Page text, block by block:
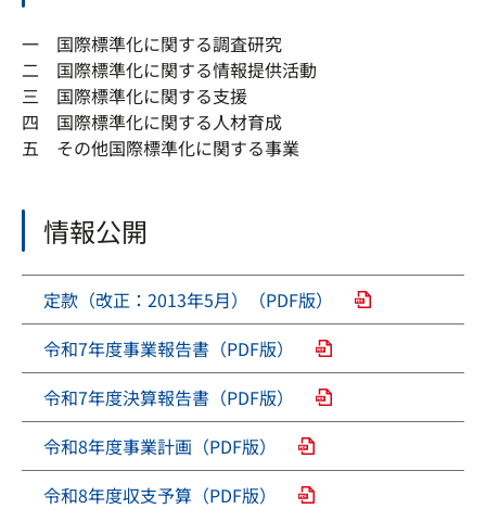
一 国際標準化に関する調査研究
二 国際標準化に関する情報提供活動
三 国際標準化に関する支援
四 国際標準化に関する人材育成
五 その他国際標準化に関する事業
情報公開
定款（改正：2013年5月）（PDF版）
令和7年度事業報告書（PDF版）
令和7年度決算報告書（PDF版）
令和8年度事業計画（PDF版）
令和8年度収支予算（PDF版）